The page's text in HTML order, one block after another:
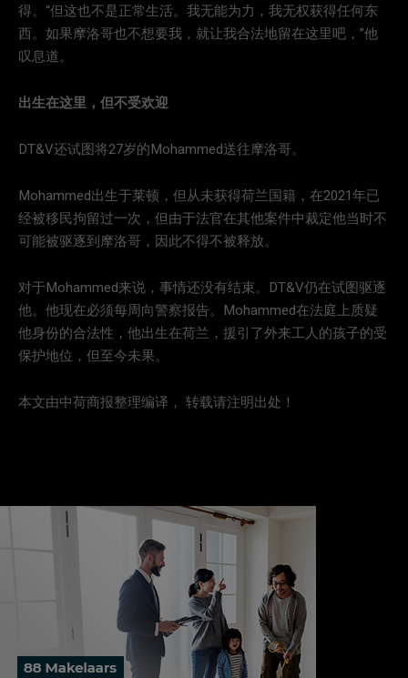
得。“但这也不是正常生活。我无能为力，我无权获得任何东
西。如果摩洛哥也不想要我，就让我合法地留在这里吧，”他
叹息道。
出生在这里，但不受欢迎
DT&V还试图将27岁的Mohammed送往摩洛哥。
Mohammed出生于莱顿，但从未获得荷兰国籍，在2021年已
经被移民拘留过一次，但由于法官在其他案件中裁定他当时不
可能被驱逐到摩洛哥，因此不得不被释放。
对于Mohammed来说，事情还没有结束。DT&V仍在试图驱逐
他。他现在必须每周向警察报告。Mohammed在法庭上质疑
他身份的合法性，他出生在荷兰，援引了外来工人的孩子的受
保护地位，但至今未果。
本文由中荷商报整理编译， 转载请注明出处！